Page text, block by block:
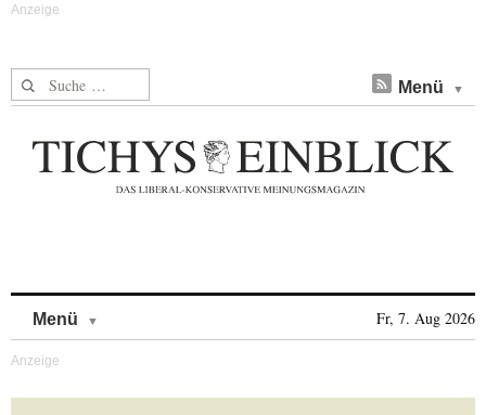
Suche nach: Menü
Menü Fr, 7. Aug 2026